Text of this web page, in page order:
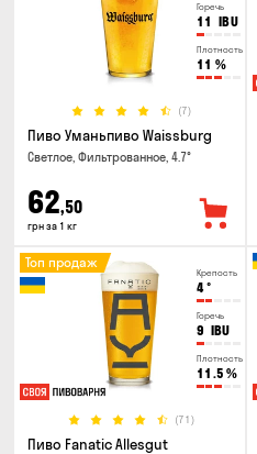
Горечь
11 IBU
Плотность
11 %
(7)
Пиво Уманьпиво Waissburg
Светлое, Фильтрованное, 4.7°
62,50
грн за 1 кг
Крепость
4°
Горечь
9 IBU
Плотность
11.5 %
(71)
Топ продаж
Пиво Fanatic Allesgut